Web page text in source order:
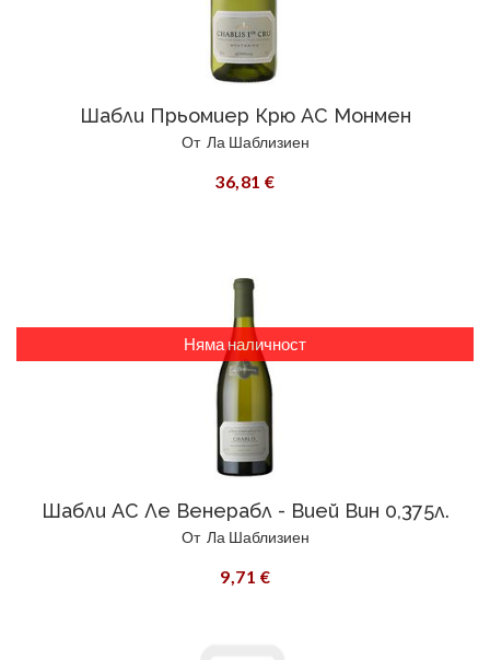
Шабли Прьомиер Крю АС Монмен
От Ла Шаблизиен
36,81 €
Шабли АС Ле Венерабл - Вией Вин 0,375л.
От Ла Шаблизиен
9,71 €
Няма наличност